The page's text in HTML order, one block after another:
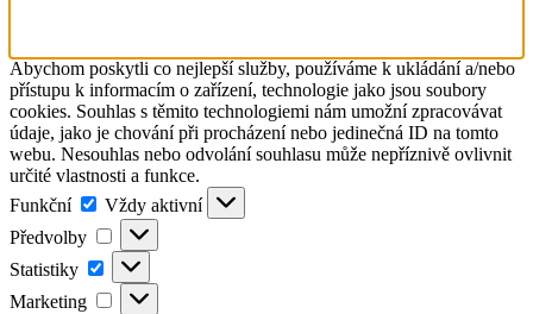
Abychom poskytli co nejlepší služby, používáme k ukládání a/nebo
přístupu k informacím o zařízení, technologie jako jsou soubory
cookies. Souhlas s těmito technologiemi nám umožní zpracovávat
údaje, jako je chování při procházení nebo jedinečná ID na tomto
webu. Nesouhlas nebo odvolání souhlasu může nepříznivě ovlivnit
určité vlastnosti a funkce.
Funkční
Funkční
Vždy aktivní
Předvolby
Předvolby
Statistiky Statistiky
Marketing Marketing